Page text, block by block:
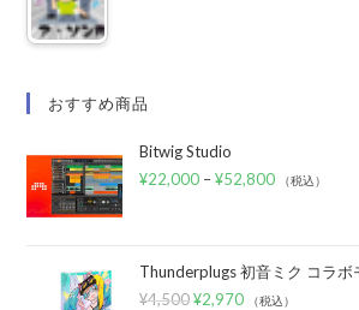
おすすめ商品
Bitwig Studio
¥22,000 –¥52,800 （税込）
Thunderplugs 初音ミク コラ
¥4,500 ¥2,970 （税込）